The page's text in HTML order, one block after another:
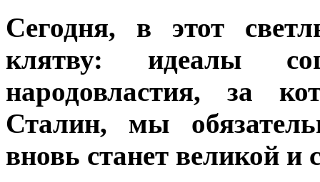
Сегодня, в этот
клятву: идеалы
народовластия, за
Сталин, мы
вновь станет великой и